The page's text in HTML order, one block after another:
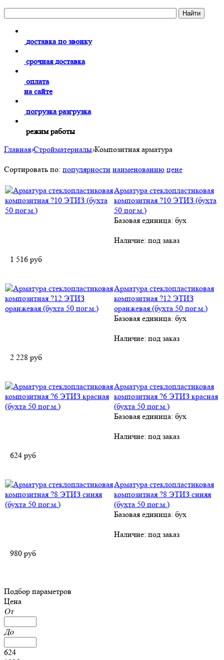
доставка по звонку
срочная доставка
оплата
на сайте
погрузка разгрузка
режим работы
Главная›Стройматериалы›Композитная арматура
Сортировать по: популярности наименованию цене
Арматура стеклопластиковая
композитная ?10 ЭТИЗ (бухта
50 пог.м.)
Базовая единица: бух
Наличие: под заказ
1 516 руб
Арматура стеклопластиковая
композитная ?12 ЭТИЗ
оранжевая (бухта 50 пог.м.)
Базовая единица: бух
Наличие: под заказ
2 228 руб
Арматура стеклопластиковая
композитная ?6 ЭТИЗ красная
(бухта 50 пог.м.)
Базовая единица: бух
Наличие: под заказ
624 руб
Арматура стеклопластиковая
композитная ?8 ЭТИЗ синяя
(бухта 50 пог.м.)
Базовая единица: бух
Наличие: под заказ
980 руб
Подбор параметров
Цена
От
До
624